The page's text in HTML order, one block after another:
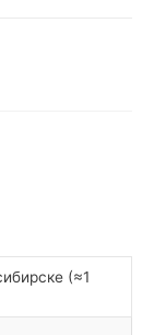
(≈1